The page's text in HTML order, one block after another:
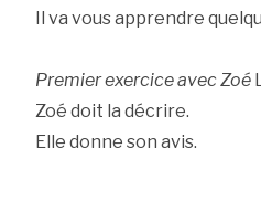
Il va vous apprendre
Premier exercice avec Zoé
Zoé doit la décrire.
Elle donne son avis.